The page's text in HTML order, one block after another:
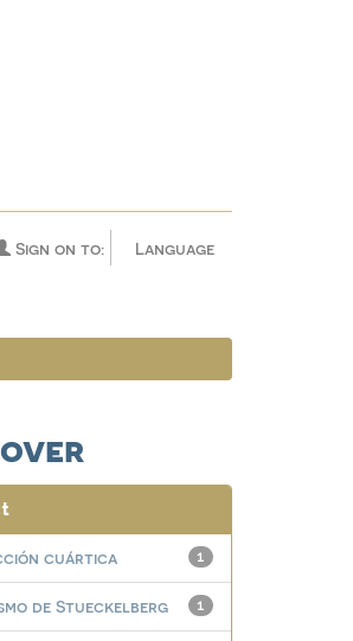
Language
Sign on to:
1
cuártica
1
de Stueckelberg